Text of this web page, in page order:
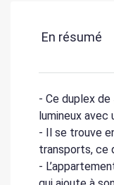
En résumé
- Ce duplex
lumineux avec
- Il se trouve
transports, ce
-